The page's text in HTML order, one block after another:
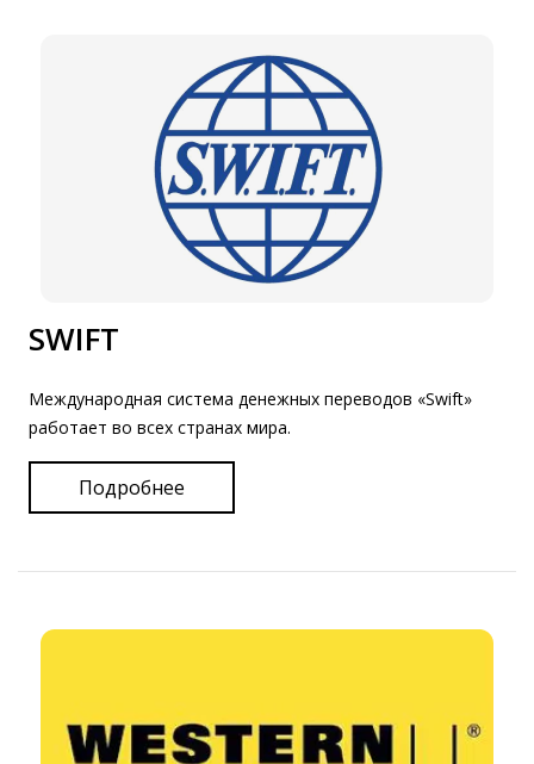
SWIFT
Международная система денежных переводов «Swift»
работает во всех странах мира.
Подробнее